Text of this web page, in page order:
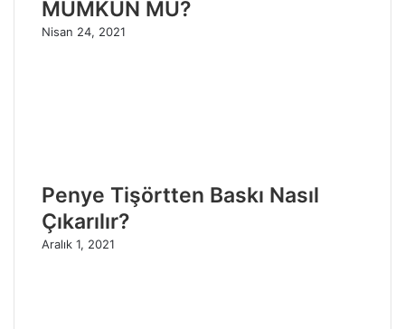
MÜMKÜN MÜ?
Nisan 24, 2021
Penye Tişörtten Baskı Nasıl
Çıkarılır?
Aralık 1, 2021